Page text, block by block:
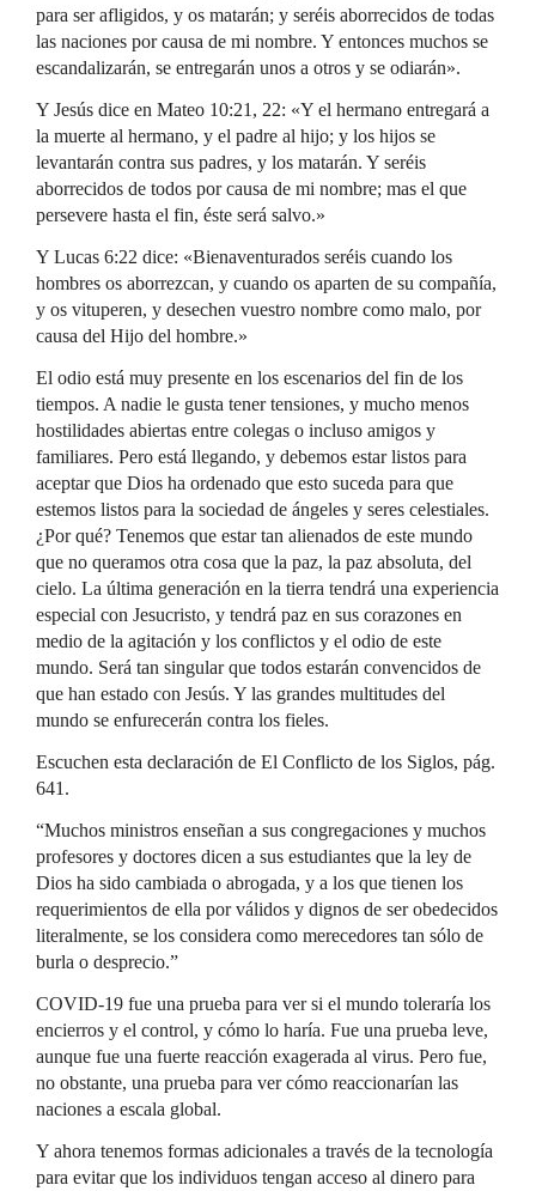
para ser afligidos, y os matarán; y seréis aborrecidos de todas
las naciones por causa de mi nombre. Y entonces muchos se
escandalizarán, se entregarán unos a otros y se odiarán».
Y Jesús dice en Mateo 10:21, 22: «Y el hermano entregará a
la muerte al hermano, y el padre al hijo; y los hijos se
levantarán contra sus padres, y los matarán. Y seréis
aborrecidos de todos por causa de mi nombre; mas el que
persevere hasta el fin, éste será salvo.»
Y Lucas 6:22 dice: «Bienaventurados seréis cuando los
hombres os aborrezcan, y cuando os aparten de su compañía,
y os vituperen, y desechen vuestro nombre como malo, por
causa del Hijo del hombre.»
El odio está muy presente en los escenarios del fin de los
tiempos. A nadie le gusta tener tensiones, y mucho menos
hostilidades abiertas entre colegas o incluso amigos y
familiares. Pero está llegando, y debemos estar listos para
aceptar que Dios ha ordenado que esto suceda para que
estemos listos para la sociedad de ángeles y seres celestiales.
¿Por qué? Tenemos que estar tan alienados de este mundo
que no queramos otra cosa que la paz, la paz absoluta, del
cielo. La última generación en la tierra tendrá una experiencia
especial con Jesucristo, y tendrá paz en sus corazones en
medio de la agitación y los conflictos y el odio de este
mundo. Será tan singular que todos estarán convencidos de
que han estado con Jesús. Y las grandes multitudes del
mundo se enfurecerán contra los fieles.
Escuchen esta declaración de El Conflicto de los Siglos, pág.
641.
“Muchos ministros enseñan a sus congregaciones y muchos
profesores y doctores dicen a sus estudiantes que la ley de
Dios ha sido cambiada o abrogada, y a los que tienen los
requerimientos de ella por válidos y dignos de ser obedecidos
literalmente, se los considera como merecedores tan sólo de
burla o desprecio.”
COVID-19 fue una prueba para ver si el mundo toleraría los
encierros y el control, y cómo lo haría. Fue una prueba leve,
aunque fue una fuerte reacción exagerada al virus. Pero fue,
no obstante, una prueba para ver cómo reaccionarían las
naciones a escala global.
Y ahora tenemos formas adicionales a través de la tecnología
para evitar que los individuos tengan acceso al dinero para